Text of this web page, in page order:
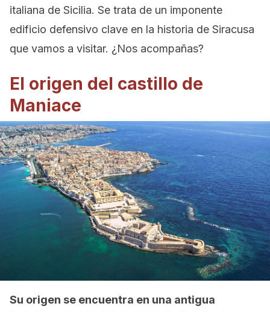
italiana de Sicilia. Se trata de un imponente
edificio defensivo clave en la historia de Siracusa
que vamos a visitar. ¿Nos acompañas?
El origen del castillo de
Maniace
Su origen se encuentra en una antigua